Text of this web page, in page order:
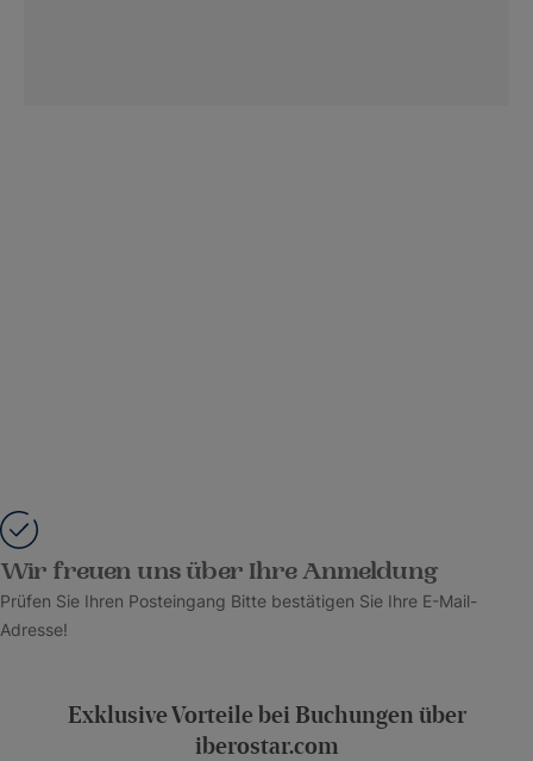
Wir freuen uns über Ihre Anmeldung
Prüfen Sie Ihren Posteingang Bitte bestätigen Sie Ihre E-Mail-
Adresse!
Exklusive Vorteile bei Buchungen über
iberostar.com